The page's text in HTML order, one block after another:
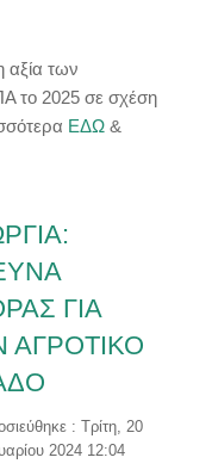
αξία των
το 2025 σε σχέση
ΕΔΩ &
ΓΙΑ
ΑΓΡΟΤΙΚΟ
: Τρίτη, 20
2024 12:04